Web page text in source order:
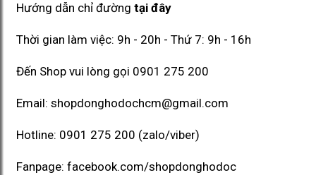
Hướng dẫn chỉ đường tại đây
Thời gian làm việc: 9h - 20h - Thứ 7: 9h - 16h
Đến Shop vui lòng gọi 0901 275 200
Email: shopdonghodochcm@gmail.com
Hotline: 0901 275 200 (zalo/viber)
Fanpage: facebook.com/shopdonghodoc